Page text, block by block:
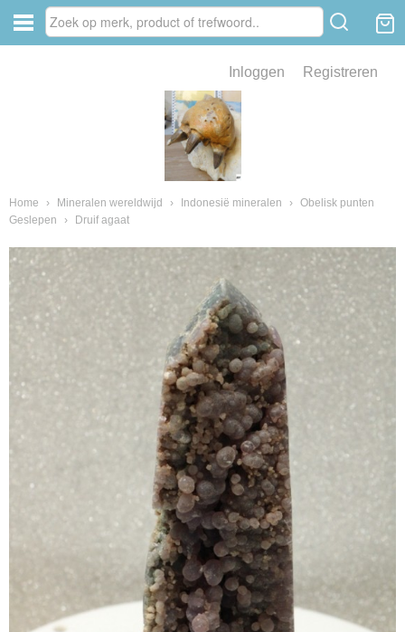
Inloggen Registreren
Home › Mineralen wereldwijd › Indonesië mineralen › Obelisk punten
Geslepen
› Druif agaat
van fossielen en mineralen